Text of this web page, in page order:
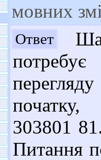
мовних
Ответ
303801
Питання